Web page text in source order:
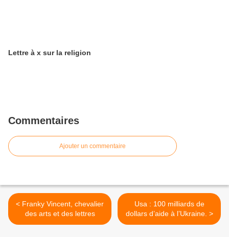
Lettre à x sur la religion
Commentaires
Ajouter un commentaire
< Franky Vincent, chevalier
des arts et des lettres
Usa : 100 milliards de
dollars d’aide à l’Ukraine. >